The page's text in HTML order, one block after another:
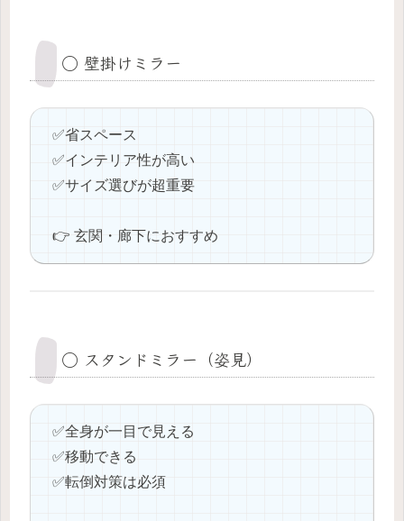
◯ 壁掛けミラー
✅️省スペース
✅️インテリア性が高い
✅️サイズ選びが超重要
👉 玄関・廊下におすすめ
◯ スタンドミラー（姿見）
✅️全身が一目で見える
✅️移動できる
✅️転倒対策は必須